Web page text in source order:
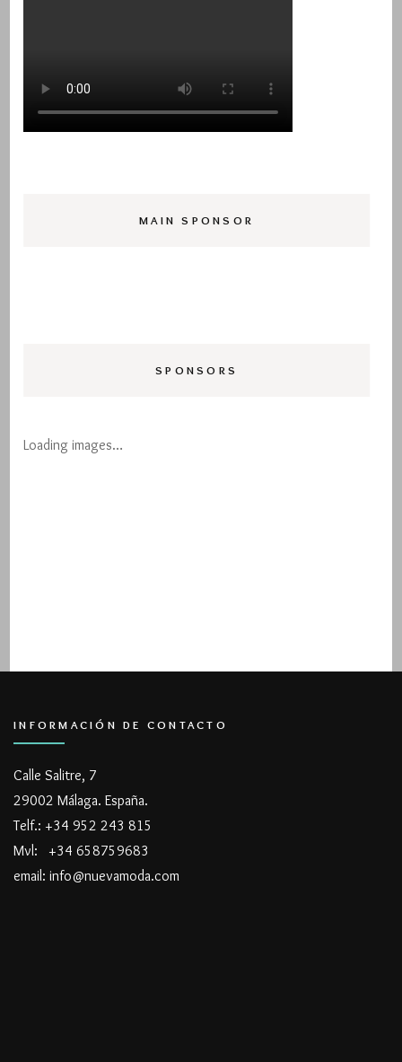
MAIN SPONSOR
SPONSORS
Loading images…
INFORMACIÓN DE CONTACTO
Calle Salitre, 7
29002 Málaga. España.
Telf.: +34 952 243 815
Mvl: +34 658759683
email: info@nuevamoda.com